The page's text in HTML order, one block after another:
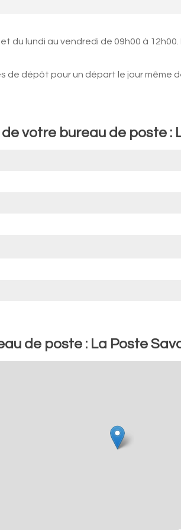
du lundi au vendredi de 09h00 à
de dépôt pour un départ le jour
votre bureau de poste :
de poste : La Poste